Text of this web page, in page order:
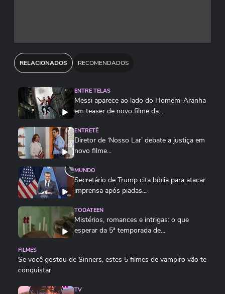
"Thunderbolts".
nostálgica, que invoca o legado dos filmes
anteriores e reativa a expectativa em torno de
um novo time principal de heróis.
RELACIONADOS RECOMENDADOS
ENTRE TELAS
Messi aparece ao lado do Homem-Aranha
em teaser de novo filme da...
ENTRETÊ
Diretor de ‘Nosso Lar’ debate a justiça em
novo filme...
MUNDO
Secretário de Trump cita bíblia para atacar
imprensa após piadas...
TODATEEN
Mistérios, romances e intrigas: o que
esperar da 5ª temporada de...
FILMES
Se você gostou de Sinners, estes 5 filmes de vampiro vão te
conquistar
TV